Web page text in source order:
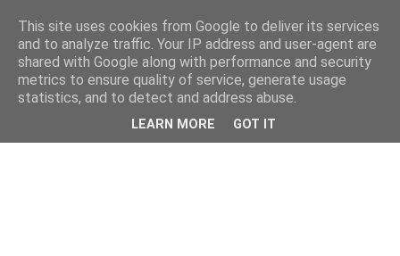
This site uses cookies from Google to deliver its services
and to analyze traffic. Your IP address and user-agent are
shared with Google along with performance and security
metrics to ensure quality of service, generate usage
statistics, and to detect and address abuse.
LEARN MORE GOT IT